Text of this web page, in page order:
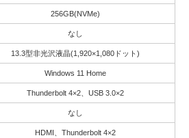
256GB(NVMe)
なし
13.3型非光沢液晶(1,920×1,080ドット)
Windows 11 Home
Thunderbolt 4×2、USB 3.0×2
なし
HDMI、Thunderbolt 4×2